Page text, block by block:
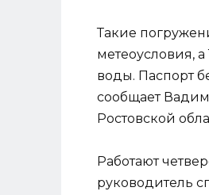
Такие
метеоусловия,
воды. Паспорт
сообщает
Ростовской
Работают
руководитель